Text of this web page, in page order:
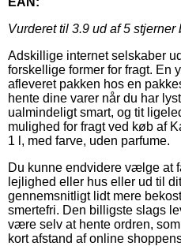
Vurderet til 3.9 ud af 5 stjerner
Adskillige internet selskaber
forskellige former for fragt. En
afleveret pakken hos en
hente dine varer når du har
ualmindeligt smart, og tit
mulighed for fragt ved køb af
1 l, med farve, uden parfume.
Du kunne endvidere vælge at
lejlighed eller hus eller ud til
gennemsnitligt lidt mere
smertefri. Den billigste slags
være selv at hente ordren,
kort afstand af online